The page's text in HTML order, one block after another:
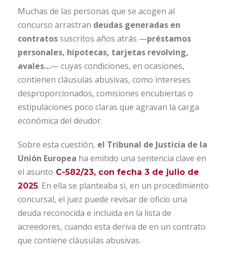
Muchas de las personas que se acogen al
concurso arrastran deudas generadas en
contratossuscritos años atrás —préstamos
personales, hipotecas, tarjetas revolving,
avales…— cuyas condiciones, en ocasiones,
contienen cláusulas abusivas, como intereses
desproporcionados, comisiones encubiertas o
estipulaciones poco claras que agravan la carga
económica del deudor.
Sobre esta cuestión, el Tribunal de Justicia de la
Unión Europea ha emitido una sentencia clave en
el asunto C-582/23, con fecha 3 de julio de
2025. En ella se planteaba si, en un procedimiento
concursal, el juez puede revisar de oficio una
deuda reconocida e incluida en la lista de
acreedores, cuando esta deriva de en un contrato
que contiene cláusulas abusivas.